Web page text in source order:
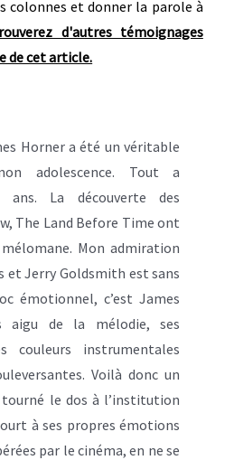
colonnes et donner la parole à
d'autres témoignages
de cet article.
Horner a été un véritable
adolescence. Tout a
ans. La découverte des
The Land Before Time ont
Mon admiration
et Jerry Goldsmith est sans
émotionnel, c’est James
aigu de la mélodie, ses
couleurs instrumentales
Voilà donc un
le dos à l’institution
à ses propres émotions
par le cinéma, en ne se